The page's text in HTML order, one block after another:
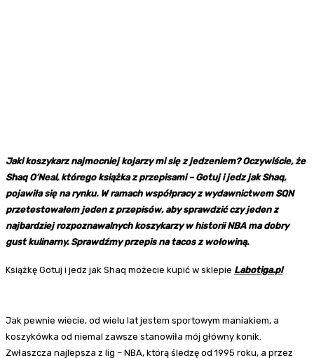
Jaki koszykarz najmocniej kojarzy mi się z jedzeniem? Oczywiście, że
Shaq O’Neal, którego książka z przepisami – Gotuj i jedz jak Shaq,
pojawiła się na rynku. W ramach współpracy z wydawnictwem SQN
przetestowałem jeden z przepisów, aby sprawdzić czy jeden z
najbardziej rozpoznawalnych koszykarzy w historii NBA ma dobry
gust kulinarny. Sprawdźmy przepis na tacos z wołowiną.
Książkę Gotuj i jedz jak Shaq możecie kupić w sklepie Labotiga.pl
Jak pewnie wiecie, od wielu lat jestem sportowym maniakiem, a
koszykówka od niemal zawsze stanowiła mój główny konik.
Zwłaszcza najlepsza z lig – NBA, którą śledzę od 1995 roku, a przez